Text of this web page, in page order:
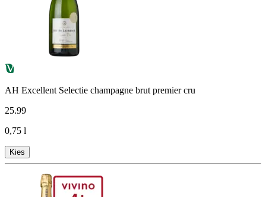
AH Excellent Selectie champagne brut premier cru
25.99
0,75 l
Kies